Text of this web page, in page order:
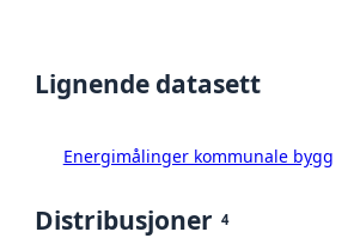
Lignende datasett
Energimålinger kommunale bygg
Distribusjoner 4